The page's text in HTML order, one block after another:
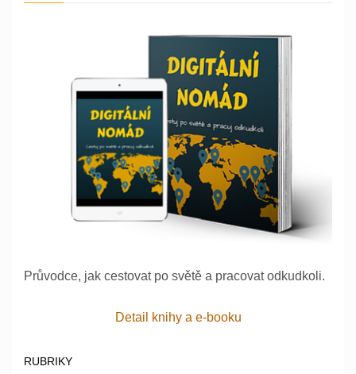
Průvodce, jak cestovat po světě a pracovat odkudkoli.
Detail knihy a e-booku
RUBRIKY